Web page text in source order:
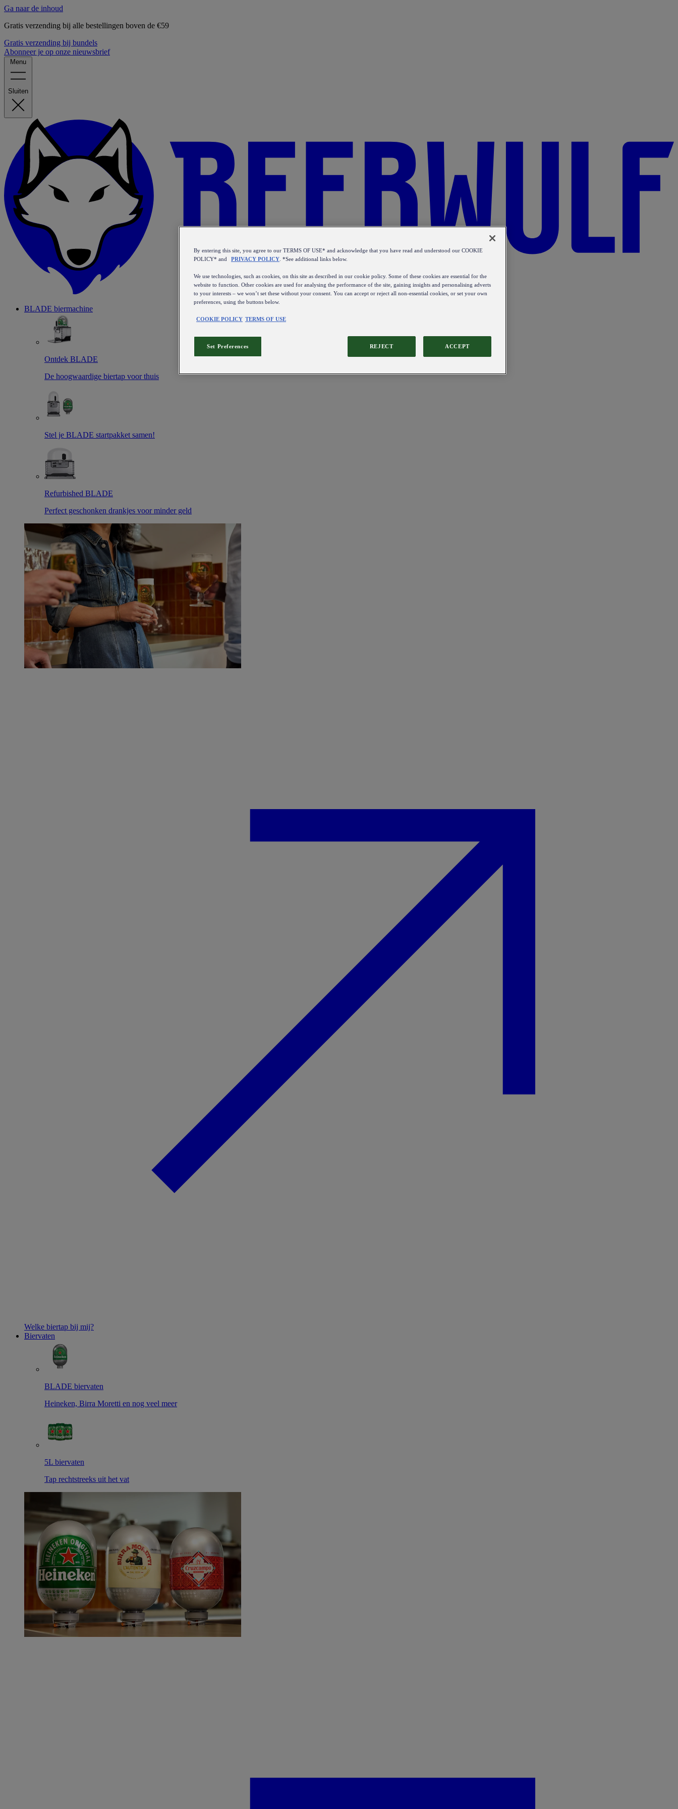
Ga naar de inhoud
Gratis verzending bij alle bestellingen boven de €59
Gratis verzending bij bundels
Abonneer je op onze nieuwsbrief
Menu
Sluiten
BLADE biermachine
Ontdek BLADE
De hoogwaardige biertap voor thuis
Stel je BLADE startpakket samen!
Refurbished BLADE
Perfect geschonken drankjes voor minder geld
Welke biertap bij mij?
Biervaten
BLADE biervaten
Heineken, Birra Moretti en nog veel meer
5L biervaten
Tap rechtstreeks uit het vat
By entering this site, you agree to our TERMS OF USE* and acknowledge that you have read and understood our COOKIE
POLICY* and
PRIVACY POLICY . *See additional links below.
We use technologies, such as cookies, on this site as described in our cookie policy. Some of these cookies are essential for the
website to function. Other cookies are used for analysing the performance of the site, gaining insights and personalising adverts
to your interests – we won’t set these without your consent. You can accept or reject all non-essential cookies, or set your own
preferences, using the buttons below.
COOKIE POLICY TERMS OF USE
REJECT ACCEPT
Set Preferences